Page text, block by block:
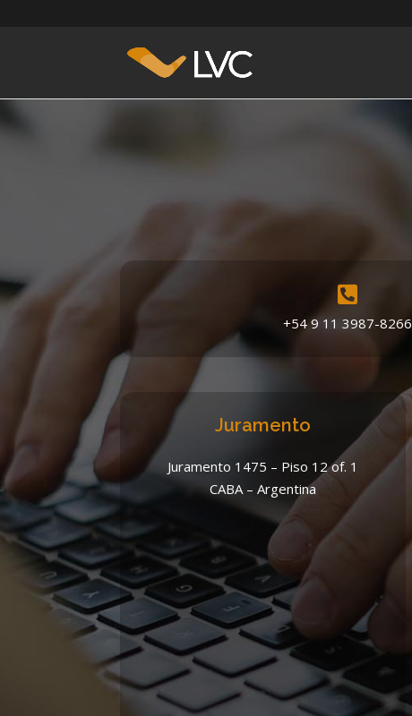

+54 9 113987-8266
Juramento
Juramento 1475 – Piso 12 of. 1
CABA – Argentina